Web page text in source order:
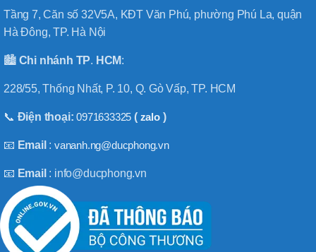
Tầng 7, Căn số 32V5A, KĐT Văn Phú, phường Phú La, quận
Hà Đông, TP. Hà Nội
🏙️ Chi nhánh TP. HCM:
228/55, Thống Nhất, P. 10, Q. Gò Vấp, TP. HCM
📞 Điện thoại:0971633325 ( zalo)
📧 Email :vananh.ng@ducphong.vn
📧 Email : info@ducphong.vn